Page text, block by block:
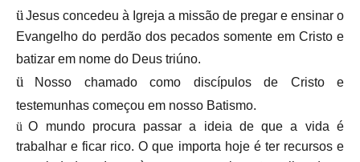
ü Jesus concedeu à Igreja a missão de pregar e ensinar o
Evangelho do perdão dos pecados somente em Cristo e
batizar em nome do Deus triúno.
ü
Nosso chamado como discípulos de Cristo e
testemunhas começou em nosso Batismo.
ü O mundo procura passar a ideia de que a vida é
trabalhar e ficar rico. O que importa hoje é ter recursos e